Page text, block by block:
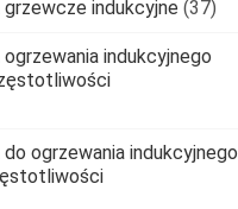
grzewcze indukcyjne (37)
ogrzewania indukcyjnego
do ogrzewania indukcyjnego